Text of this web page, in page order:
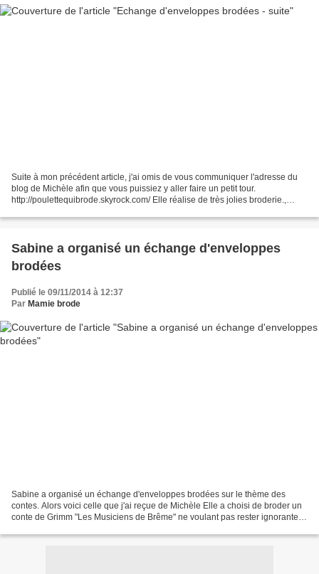
Suite à mon précédent article, j'ai omis de vous communiquer l'adresse du
blog de Michèle afin que vous puissiez y aller faire un petit tour.
http://poulettequibrode.skyrock.com/ Elle réalise de très jolies broderie.,
Sabine a organisé un échange d'enveloppes
brodées
Publié le 09/11/2014 à 12:37
Par Mamie brode
Sabine a organisé un échange d'enveloppes brodées sur le thème des
contes. Alors voici celle que j'ai reçue de Michèle Elle a choisi de broder un
conte de Grimm "Les Musiciens de Brême" ne voulant pas rester ignorante je